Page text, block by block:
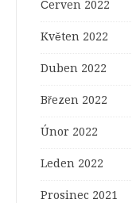
Červen 2022
Květen 2022
Duben 2022
Březen 2022
Únor 2022
Leden 2022
Prosinec 2021